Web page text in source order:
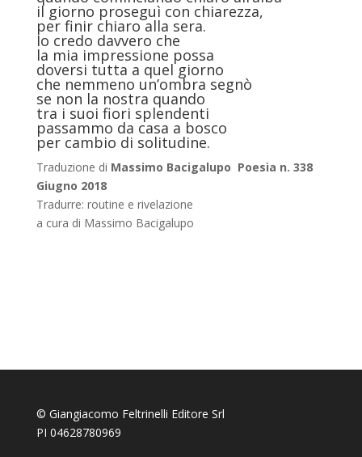
il giorno proseguì con chiarezza,
per finir chiaro alla sera.
Io credo davvero che
la mia impressione possa
doversi tutta a quel giorno
che nemmeno un’ombra segnò
se non la nostra quando
tra i suoi fiori splendenti
passammo da casa a bosco
per cambio di solitudine.
Traduzione di Massimo Bacigalupo Poesia n. 338
Giugno 2018
Tradurre: routine e rivelazione
a cura di Massimo Bacigalupo
© Giangiacomo Feltrinelli Editore Srl
PI 04628780969